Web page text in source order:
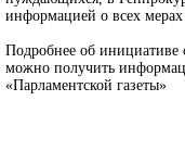
информацией о всех
Подробнее об инициативе
можно получить
«Парламентской газеты»